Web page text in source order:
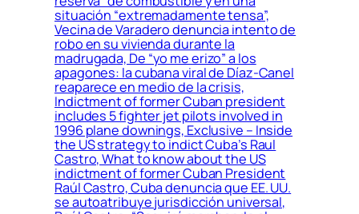
situación “extremadamente tensa”,
Vecina de Varadero denuncia intento de
robo en su vivienda durante la
madrugada, De “yo me erizo” a los
apagones: la cubana viral de Díaz-Canel
reaparece en medio de la crisis,
Indictment of former Cuban president
includes 5 fighter jet pilots involved in
1996 plane downings, Exclusive – Inside
the US strategy to indict Cuba’s Raul
Castro, What to know about the US
indictment of former Cuban President
Raúl Castro, Cuba denuncia que EE. UU.
se autoatribuye jurisdicción universal,